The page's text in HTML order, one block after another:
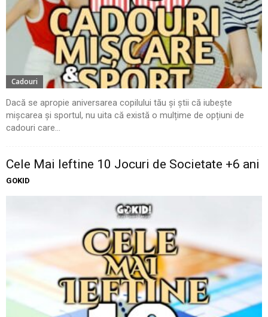
Cadouri
Dacă se apropie aniversarea copilului tău și știi că iubește
mișcarea și sportul, nu uita că există o mulțime de opțiuni de
cadouri care...
Cele Mai Ieftine 10 Jocuri de Societate +6 ani
GOKID